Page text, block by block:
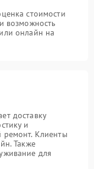
стоимости
возможность
онлайн на
доставку
и
ремонт. Клиенты
Также
для